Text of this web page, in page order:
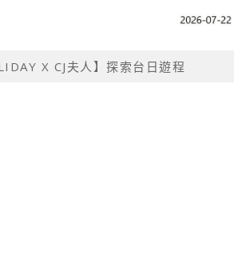
X CJ夫人】探索台日遊程